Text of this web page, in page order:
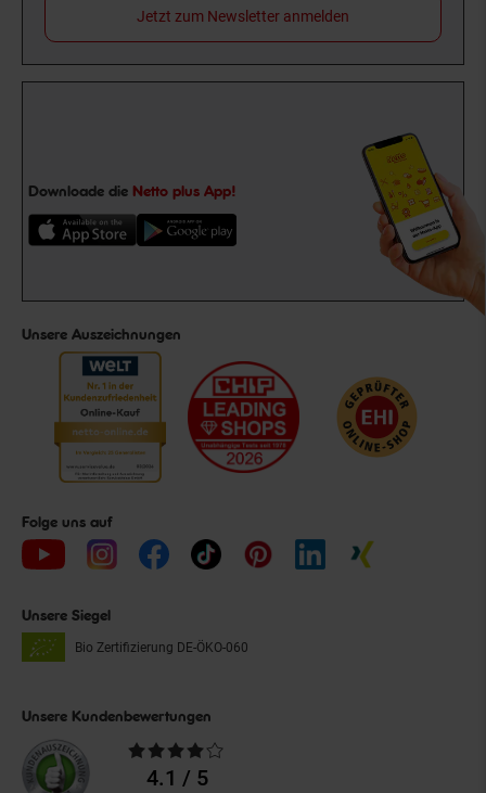
Jetzt zum Newsletter anmelden
Downloade die Netto plus App!
Unsere Auszeichnungen
Folge uns auf
Unsere Siegel
Bio Zertifizierung DE-ÖKO-060
Unsere Kundenbewertungen
Durchschnittliche
Bewertungen4.1 / 5